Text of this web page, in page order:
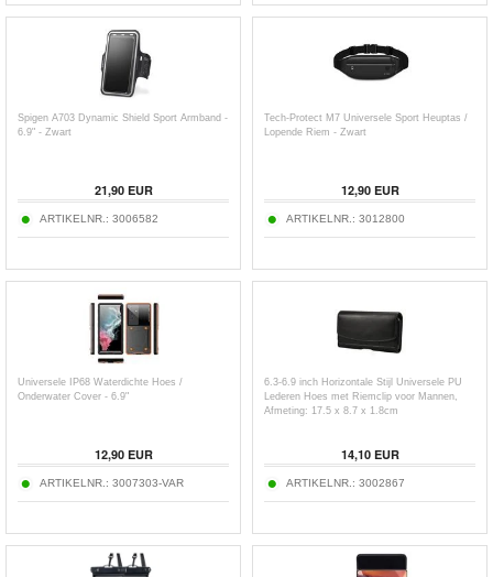
Spigen A703 Dynamic Shield Sport Armband -
6.9" - Zwart
21,90EUR
ARTIKELNR.: 3006582
Tech-Protect M7 Universele Sport Heuptas /
Lopende Riem - Zwart
12,90EUR
ARTIKELNR.: 3012800
Universele IP68 Waterdichte Hoes /
Onderwater Cover - 6.9"
12,90EUR
ARTIKELNR.: 3007303-VAR
6.3-6.9 inch Horizontale Stijl Universele PU
Lederen Hoes met Riemclip voor Mannen,
Afmeting: 17.5 x 8.7 x 1.8cm
14,10EUR
ARTIKELNR.: 3002867